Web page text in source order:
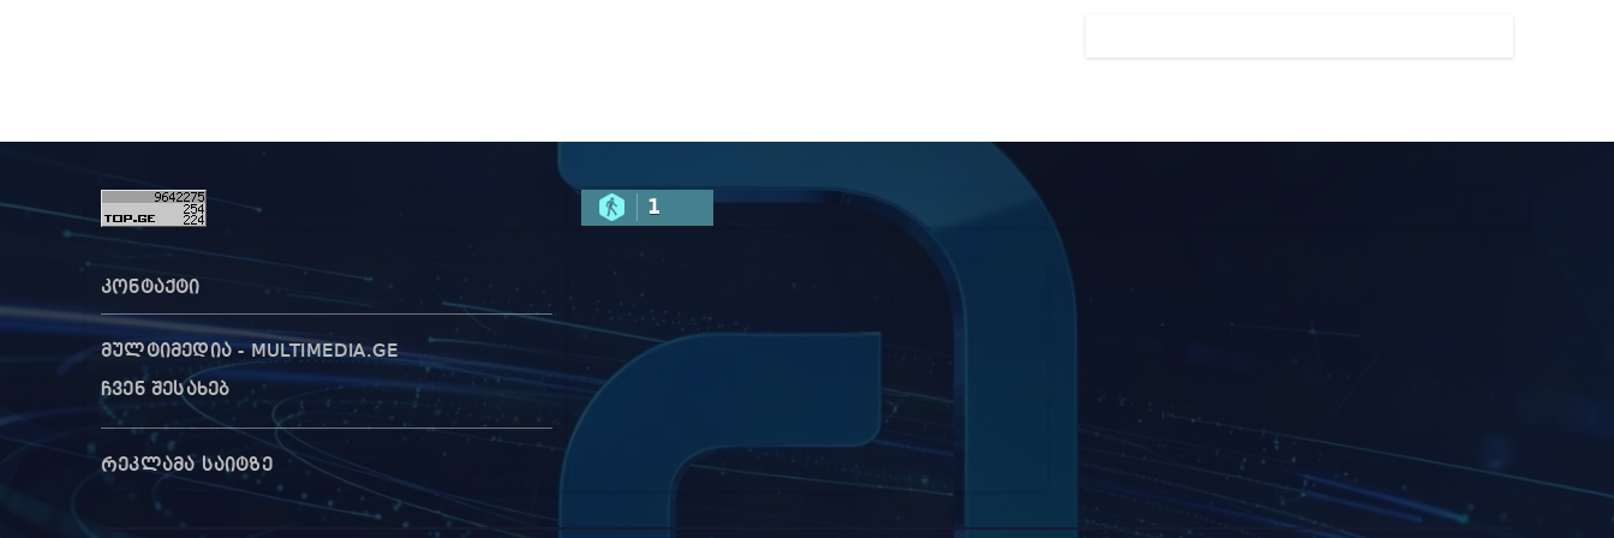
1
კონტაქტი
მულტიმედია - MULTIMEDIA.GE
ჩვენ შესახებ
რეკლამა საიტზე